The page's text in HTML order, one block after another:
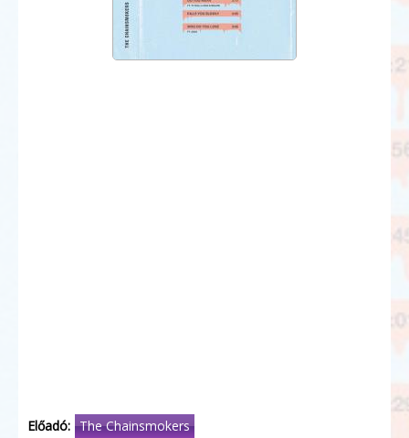
Előadó: The Chainsmokers